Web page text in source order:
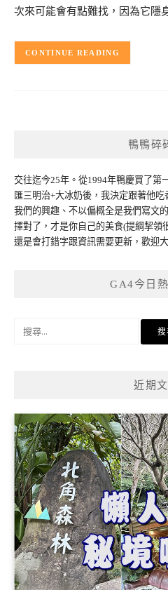
次來可能會有點難找，因為它隱
CONTINUE READING
鴨鴨碎
交往迄今25年。從1994年鴨慶買了第
匯三明治+大冰奶後，我決定跟著他
我們的興趣、不以偏概全是我們寫文
擇對了，才是你自己的美食(提綱挈領
還是會打錯字跟資訊需要更新，歡迎
GA4今日
近期